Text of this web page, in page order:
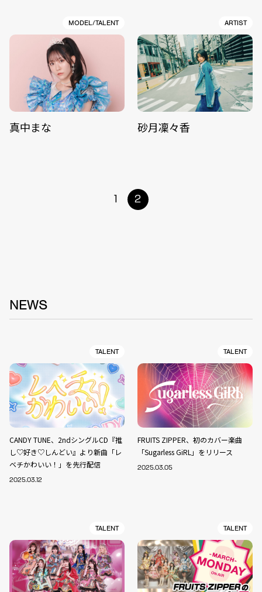
MODEL/TALENT
真中まな
ARTIST
砂月凜々香
1 2
NEWS
TALENT
CANDY TUNE、2ndシングルCD『推
し♡好き♡しんどい』より新曲「レ
ベチかわいい！」を先行配信
2025.03.12
TALENT
FRUITS ZIPPER、初のカバー楽曲
「Sugarless GiRL」をリリース
2025.03.05
TALENT TALENT